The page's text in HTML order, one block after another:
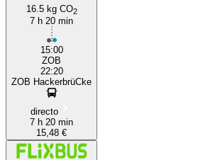
16.5 kg CO2
7 h 20 min
15:00
ZOB
22:20
ZOB HackerbrüCke
directo
7 h 20 min
15,48 €